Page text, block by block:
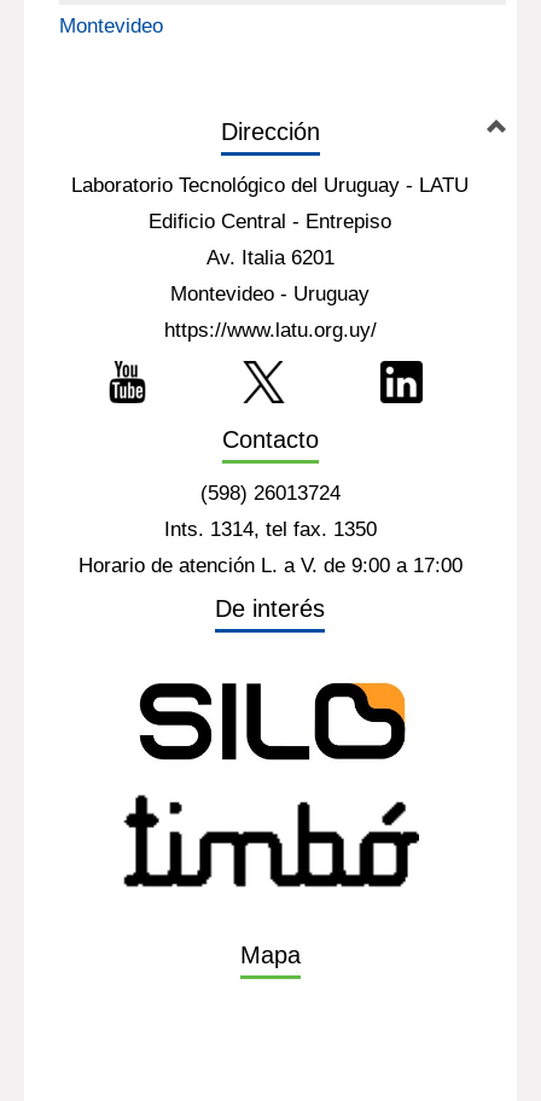
Montevideo
Dirección
Laboratorio Tecnológico del Uruguay - LATU
Edificio Central - Entrepiso
Av. Italia 6201
Montevideo - Uruguay
https://www.latu.org.uy/
Contacto
(598) 26013724
Ints. 1314, tel fax. 1350
Horario de atención L. a V. de 9:00 a 17:00
De interés
Mapa